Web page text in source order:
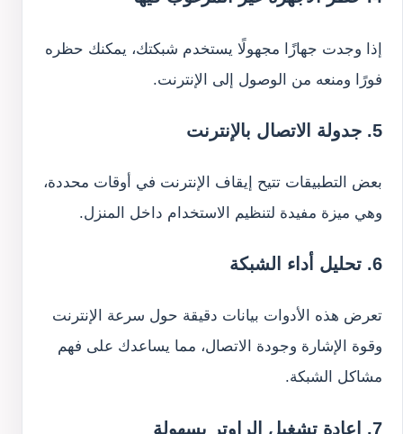
إذا وجدت جهازًا مجهولًا يستخدم شبكتك، يمكنك حظره
فورًا ومنعه من الوصول إلى الإنترنت.
5. جدولة الاتصال بالإنترنت
بعض التطبيقات تتيح إيقاف الإنترنت في أوقات محددة،
وهي ميزة مفيدة لتنظيم الاستخدام داخل المنزل.
6. تحليل أداء الشبكة
تعرض هذه الأدوات بيانات دقيقة حول سرعة الإنترنت
وقوة الإشارة وجودة الاتصال، مما يساعدك على فهم
مشاكل الشبكة.
7. إعادة تشغيل الراوتر بسهولة